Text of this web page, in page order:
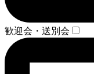
歓迎会・送別会